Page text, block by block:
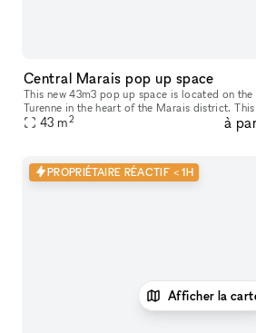
Central Marais pop up space
This new 43m3 pop up space is located on
Turenne in the heart of the Marais district.
close to many fashion labels - an entirely
43 m2 à
PROPRIÉTAIRE RÉACTIF < 1H
Afficher la